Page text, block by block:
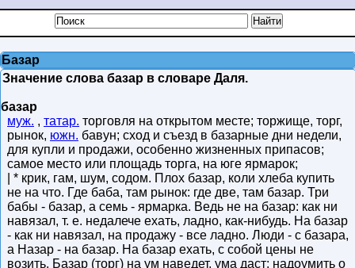
Базар
Значение слова базар в словаре Даля.
базар
муж. , татар. торговля на открытом месте; торжище, торг,
рынок, южн. бавун; сход и съезд в базарные дни недели,
для купли и продажи, особенно жизненных припасов;
самое место или площадь торга, на юге ярмарок;
| * крик, гам, шум, содом. Плох базар, коли хлеба купить
не на что. Где баба, там рынок: где две, там базар. Три
бабы - базар, а семь - ярмарка. Ведь не на базар: как ни
навязал, т. е. недалече ехать, ладно, как-нибудь. На базар
- как ни навязал, на продажу - все ладно. Люди - с базара,
а Назар - на базар. На базар ехать, с собой цены не
возить. Базар (торг) на ум наведет, ума даст; надоумить о